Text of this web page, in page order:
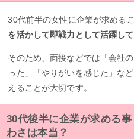
30代前半の女性に企業が求めるこ
を活かして即戦力として活躍し
そのため、面接などでは「会社
った」「やりがいを感じた」な
えることが大切です。
30代後半に企業が求める
わさは本当？